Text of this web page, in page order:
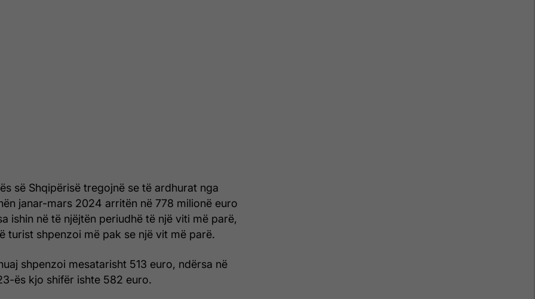
së Shqipërisë tregojnë se të ardhurat nga
janar-mars 2024 arritën në 778 milionë euro
ishin në të njëjtën periudhë të një viti më parë,
turist shpenzoi më pak se një vit më parë.
shpenzoi mesatarisht 513 euro, ndërsa në
ës kjo shifër ishte 582 euro.